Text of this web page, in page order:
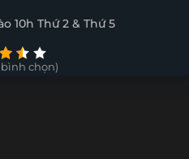
Tập 6
10h Thứ 2 & Thứ 5
bình chọn)